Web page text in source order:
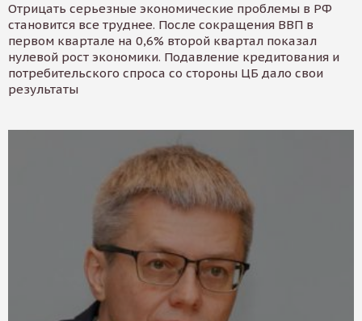
Отрицать серьезные экономические проблемы в РФ
становится все труднее. После сокращения ВВП в
первом квартале на 0,6% второй квартал показал
нулевой рост экономики. Подавление кредитования и
потребительского спроса со стороны ЦБ дало свои
результаты